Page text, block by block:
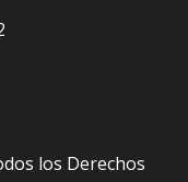
los Derechos